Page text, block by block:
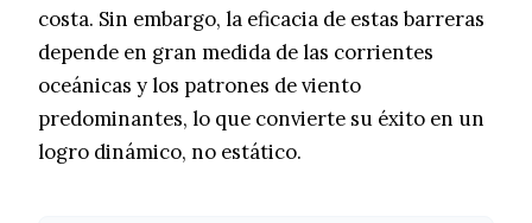
costa. Sin embargo, la eficacia de estas barreras
depende en gran medida de las corrientes
oceánicas y los patrones de viento
predominantes, lo que convierte su éxito en un
logro dinámico, no estático.